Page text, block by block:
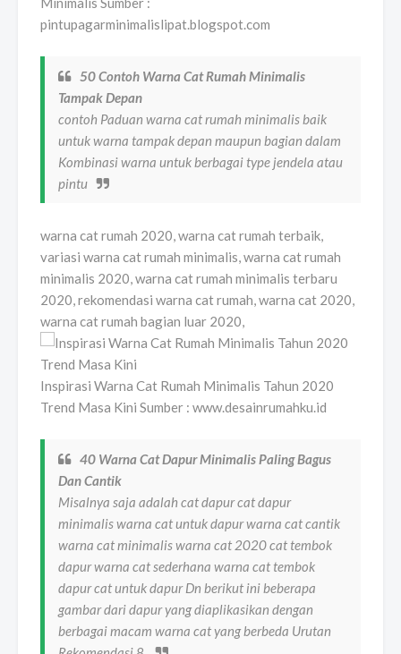
pintupagarminimalislipat.blogspot.com
50 Contoh Warna Cat Rumah Minimalis
Tampak Depan
contoh Paduan warna cat rumah minimalis baik
untuk warna tampak depan maupun bagian dalam
Kombinasi warna untuk berbagai type jendela atau
pintu
warna cat rumah 2020, warna cat rumah terbaik,
variasi warna cat rumah minimalis, warna cat rumah
minimalis 2020, warna cat rumah minimalis terbaru
2020, rekomendasi warna cat rumah, warna cat 2020,
warna cat rumah bagian luar 2020,
Inspirasi Warna Cat Rumah Minimalis Tahun 2020
Trend Masa Kini Sumber : www.desainrumahku.id
40 Warna Cat Dapur Minimalis Paling Bagus
Dan Cantik
Misalnya saja adalah cat dapur cat dapur
minimalis warna cat untuk dapur warna cat cantik
warna cat minimalis warna cat 2020 cat tembok
dapur warna cat sederhana warna cat tembok
dapur cat untuk dapur Dn berikut ini beberapa
gambar dari dapur yang diaplikasikan dengan
berbagai macam warna cat yang berbeda Urutan